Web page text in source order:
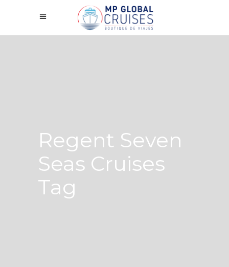
Regent Seven
Seas Cruises
Tag